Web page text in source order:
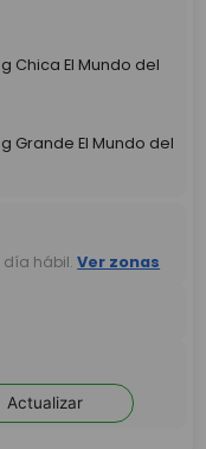
Chica El Mundo del
Grande El Mundo del
día hábil. Ver zonas
Actualizar